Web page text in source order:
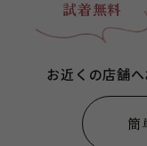
試着無料
お近くの店舗
簡